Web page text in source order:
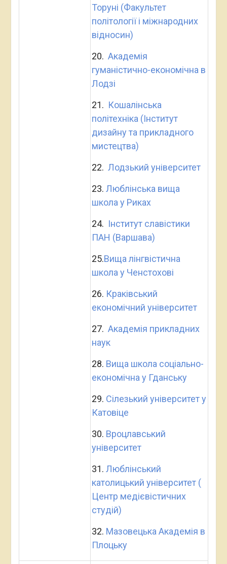
Торуні (Факультет
політології і міжнародних
відносин)
20. Академія
гуманістично-економічна в
Лодзі
21. Кошалінська
політехніка (Інститут
дизайну та прикладного
мистецтва)
22. Лодзький університет
23. Люблінська вища
школа у Риках
24. Інститут славістики
ПАН (Варшава)
25.Вища лінгвістична
школа у Ченстохові
26. Краківський
економічний університет
27. Академія прикладних
наук
28. Вища школа соціально-
економічна у Гданську
29. Сілезький університет у
Катовіце
30. Вроцлавський
університет
31. Люблінський
католицький університет (
Центр медієвістичних
студій)
32. Мазовецька Академія в
Плоцьку